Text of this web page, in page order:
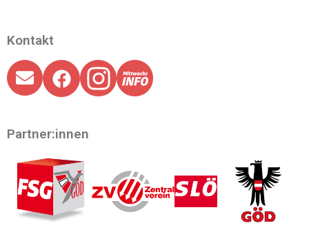
Partner:innen
Kontakt